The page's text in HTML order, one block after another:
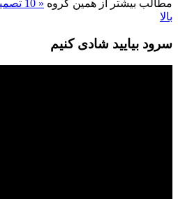
مطالب بیشتر از همین گروه « 10 تصمیم مهم برای سال نو میلادی
بالا
سرود بیایید شادی کنیم